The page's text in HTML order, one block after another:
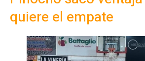
quiere el empate